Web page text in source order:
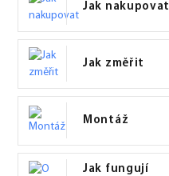
Jak nakupovat
Jak změřit
Montáž
Jak fungují